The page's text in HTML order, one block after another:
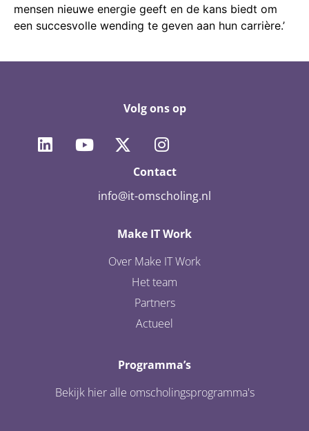
mensen nieuwe energie geeft en de kans biedt om
een succesvolle wending te geven aan hun carrière.’
Volg ons op
Contact
info@it-omscholing.nl
Make IT Work
Over Make IT Work
Het team
Partners
Actueel
Programma’s
Bekijk hier alle omscholingsprogramma's